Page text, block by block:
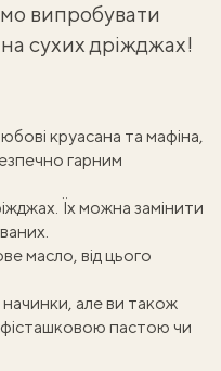
випробувати
сухих дріжджах!
круасана та мафіна,
гарним
Їх можна замінити
масло, від цього
але ви також
фісташковою пастою чи